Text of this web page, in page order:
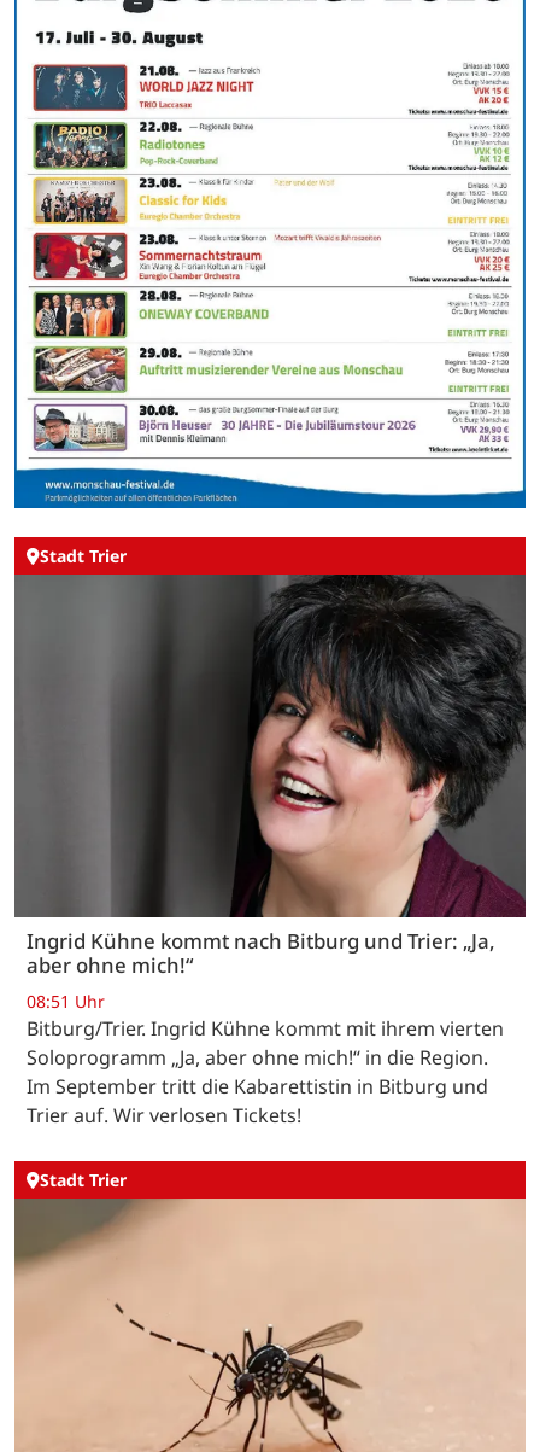
Stadt Trier
Ingrid Kühne kommt nach Bitburg und Trier: „Ja,
aber ohne mich!“
08:51 Uhr
Bitburg/Trier. Ingrid Kühne kommt mit ihrem vierten
Soloprogramm „Ja, aber ohne mich!“ in die Region.
Im September tritt die Kabarettistin in Bitburg und
Trier auf. Wir verlosen Tickets!
Stadt Trier